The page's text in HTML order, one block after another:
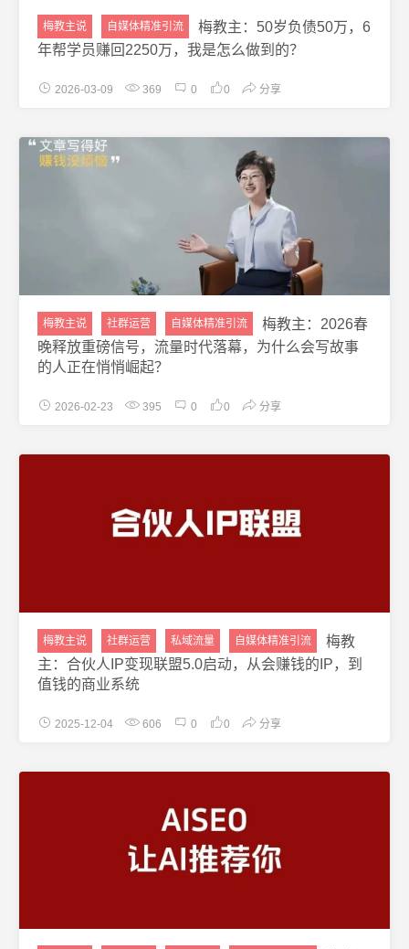
梅教主说 自媒体精准引流
梅教主：50岁负债50万，6
年帮学员赚回2250万，我是怎么做到的？
2026-03-09 369 0 0 分享
梅教主说 社群运营 自媒体精准引流
梅教主：2026春
晚释放重磅信号，流量时代落幕，为什么会写故事
的人正在悄悄崛起？
2026-02-23 395 0 0 分享
梅教主说 社群运营 私域流量 自媒体精准引流
梅教
主：合伙人IP变现联盟5.0启动，从会赚钱的IP，到
值钱的商业系统
2025-12-04 606 0 0 分享